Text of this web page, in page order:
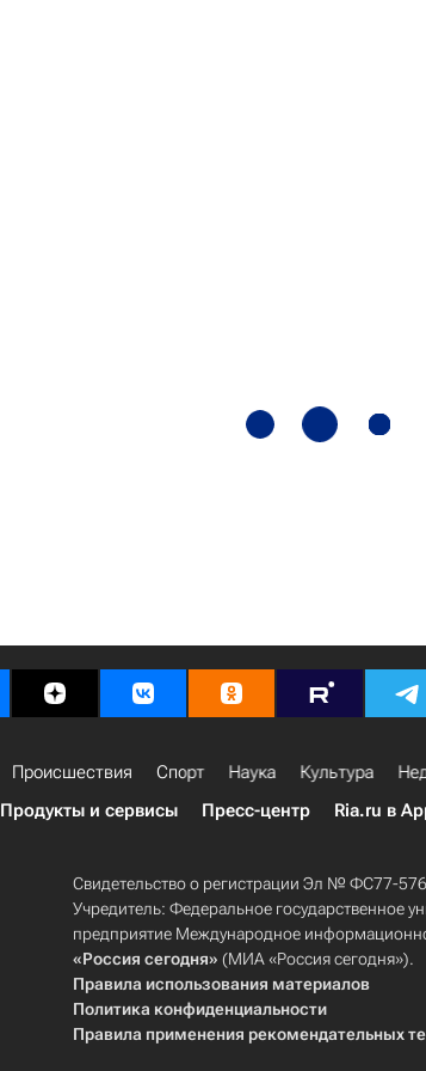
Происшествия Спорт Наука Культура
Продукты и сервисы Пресс-центр Ria.ru в
Свидетельство о регистрации Эл № ФС77-
Учредитель: Федеральное государственное
предприятие Международное
«Россия сегодня» (МИА «Россия сегодня»).
Правила использования материалов
Политика конфиденциальности
Правила применения рекомендательных